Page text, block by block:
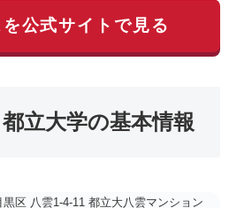
公式サイトで見る
立大学の基本情報
黒区 八雲1-4-11 都立大八雲マンション